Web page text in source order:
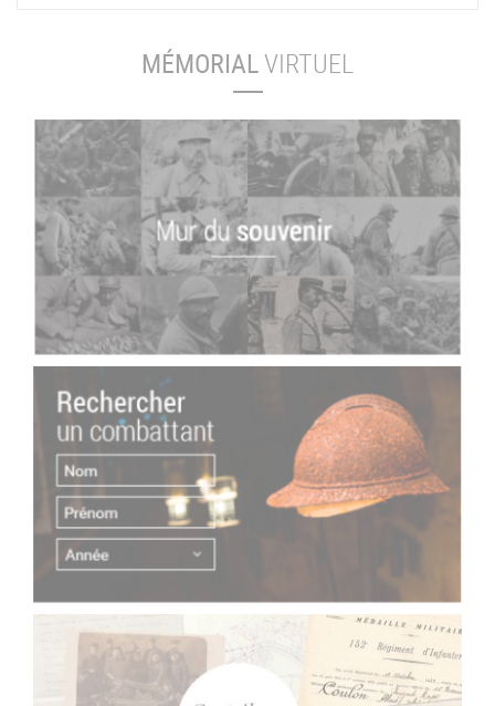
MÉMORIALVIRTUEL